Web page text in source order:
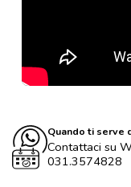
Quando ti serve
Contattaci su
031.3574828